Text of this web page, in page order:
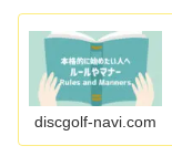
discgolf-navi.com